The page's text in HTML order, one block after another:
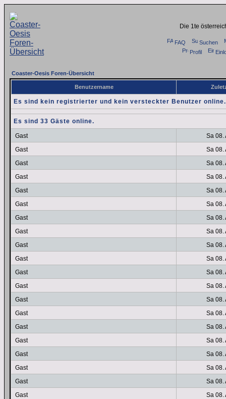
Die 1te
FAQ
Suchen
Profil
Coaster-Oesis Foren-Übersicht
Benutzername
Es sind kein registrierter und kein versteckter Benutzer online.
Es sind 33 Gäste online.
Gast
Sa 08.
Gast
Sa 08.
Gast
Sa 08.
Gast
Sa 08.
Gast
Sa 08.
Gast
Sa 08.
Gast
Sa 08.
Gast
Sa 08.
Gast
Sa 08.
Gast
Sa 08.
Gast
Sa 08.
Gast
Sa 08.
Gast
Sa 08.
Gast
Sa 08.
Gast
Sa 08.
Gast
Sa 08.
Gast
Sa 08.
Gast
Sa 08.
Gast
Sa 08.
Gast
Sa 08.